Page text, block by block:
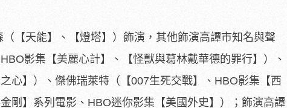
【天能】、【燈塔】） 飾演，其他飾演高譚市知名與聲
HBO影集【美麗心計】、【怪獸與葛林戴華德的罪行】）、
心】）、傑佛瑞萊特（【007生死交戰】、HBO影集【西
剛】系列電影、HBO迷你影集【美國外史】）； 飾演高譚